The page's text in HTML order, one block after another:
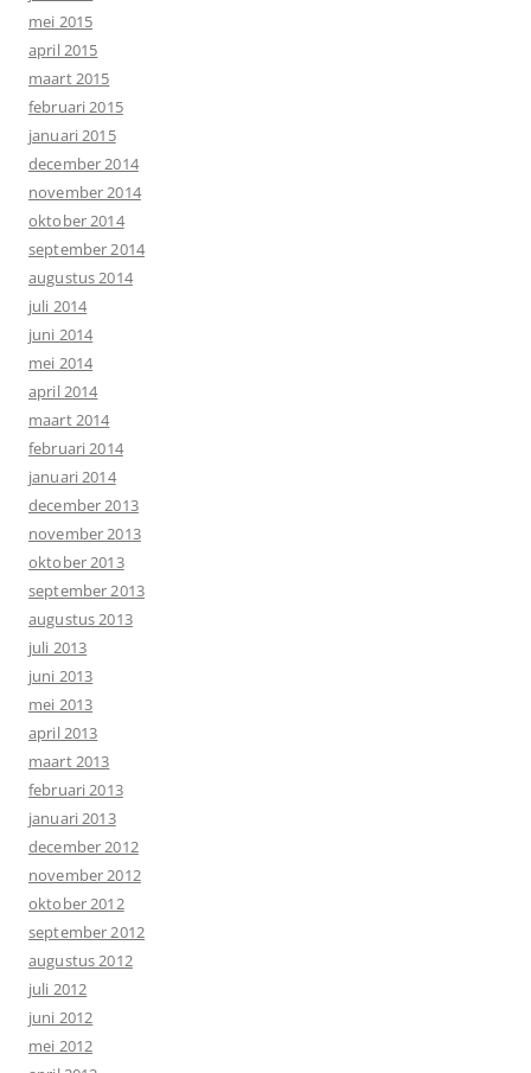
mei 2015
april 2015
maart 2015
februari 2015
januari 2015
december 2014
november 2014
oktober 2014
september 2014
augustus 2014
juli 2014
juni 2014
mei 2014
april 2014
maart 2014
februari 2014
januari 2014
december 2013
november 2013
oktober 2013
september 2013
augustus 2013
juli 2013
juni 2013
mei 2013
april 2013
maart 2013
februari 2013
januari 2013
december 2012
november 2012
oktober 2012
september 2012
augustus 2012
juli 2012
juni 2012
mei 2012